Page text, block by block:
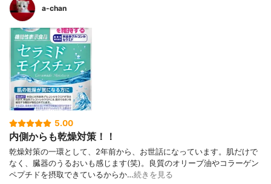
a-chan
5.00
内側からも乾燥対策！！
乾燥対策の一環として、2年前から、お世話になっています。肌だけで
なく、臓器のうるおいも感じます(笑)。良質のオリーブ油やコラーゲン
ペプチドを摂取できているからか…続きを見る